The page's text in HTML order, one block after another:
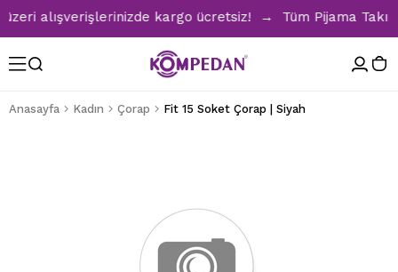
alışverişlerinizde kargo ücretsiz! → Tüm Pijama
Anasayfa Kadın Çorap Fit 15 Soket Çorap | Siyah